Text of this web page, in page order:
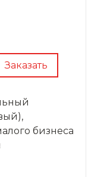
Заказать
бизнеса